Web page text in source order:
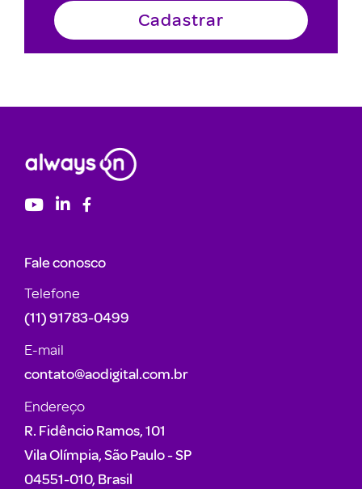
Fale conosco
Telefone
(11) 91783-0499
E-mail
contato@aodigital.com.br
Endereço
R. Fidêncio Ramos, 101
Vila Olímpia, São Paulo - SP
04551-010, Brasil